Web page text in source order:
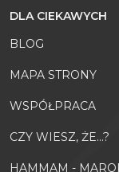
DLA CIEKAWYCH
BLOG
MAPA STRONY
WSPÓŁPRACA
CZY WIESZ, ŻE...?
HAMMAM -